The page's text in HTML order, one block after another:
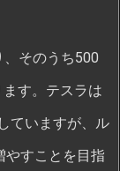
そのうち500
す。テスラは
ていますが、ル
やすことを目指